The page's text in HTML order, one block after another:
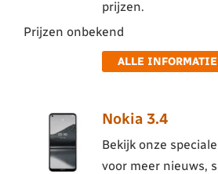
prijzen.
Prijzen onbekend
ALLE INFORMATIE
Nokia 3.4
Bekijk onze
voor meer nieuws,